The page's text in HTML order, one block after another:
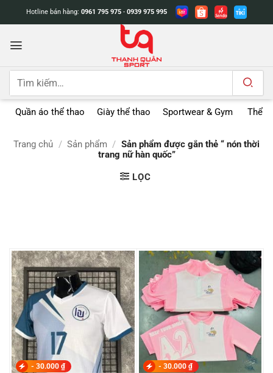
dung
Hotline bán hàng: 0961 795 975 - 0939 975 995
Tìm
Quần áo thể thao Giày thể thao Sportwear & Gym Thể
Trang chủ / Sản phẩm / Sản phẩm được gắn thẻ “ nón thời
trang nữ hàn quốc”
LỌC
- 30.000 ₫ - 30.000 ₫